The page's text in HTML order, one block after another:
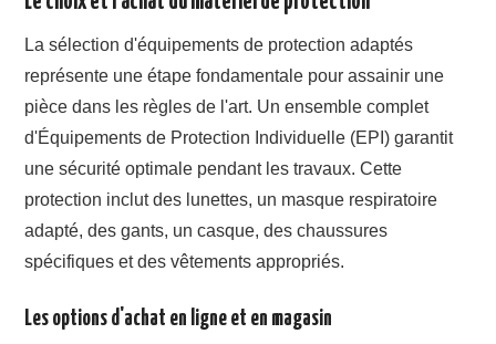
La sélection d'équipements de protection adaptés
représente une étape fondamentale pour assainir une
pièce dans les règles de l'art. Un ensemble complet
d'Équipements de Protection Individuelle (EPI) garantit
une sécurité optimale pendant les travaux. Cette
protection inclut des lunettes, un masque respiratoire
adapté, des gants, un casque, des chaussures
spécifiques et des vêtements appropriés.
Les options d'achat en ligne et en magasin